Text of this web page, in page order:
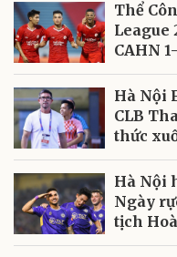
Thể
League
CAHN
Hà Nội
CLB
thức
Hà Nội
Ngày
tịch